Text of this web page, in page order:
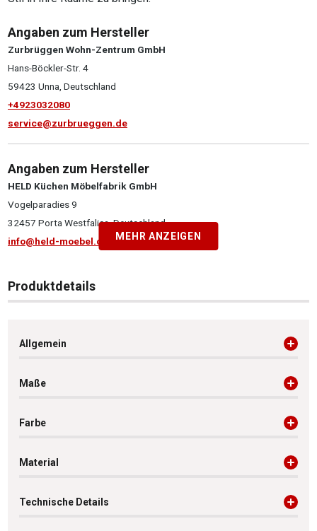
Angaben zum Hersteller
Zurbrüggen Wohn-Zentrum GmbH
Hans-Böckler-Str. 4
59423 Unna, Deutschland
+4923032080
service@zurbrueggen.de
Angaben zum Hersteller
HELD Küchen Möbelfabrik GmbH
Vogelparadies 9
32457 Porta Westfalica, Deutschland
info@held-moebel.de
MEHR ANZEIGEN
Produktdetails
Allgemein
Maße
Farbe
Material
Technische Details